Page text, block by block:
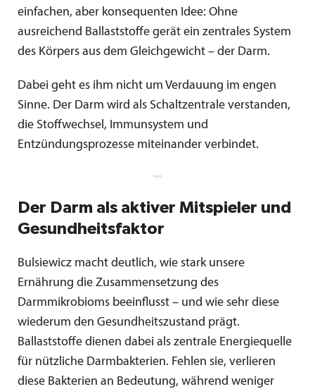
einfachen, aber konsequenten Idee: Ohne
ausreichend Ballaststoffe gerät ein zentrales System
des Körpers aus dem Gleichgewicht – der Darm.
Dabei geht es ihm nicht um Verdauung im engen
Sinne. Der Darm wird als Schaltzentrale verstanden,
die Stoffwechsel, Immunsystem und
Entzündungsprozesse miteinander verbindet.
Der Darm als aktiver Mitspieler und
Gesundheitsfaktor
Bulsiewicz macht deutlich, wie stark unsere
Ernährung die Zusammensetzung des
Darmmikrobioms beeinflusst – und wie sehr diese
wiederum den Gesundheitszustand prägt.
Ballaststoffe dienen dabei als zentrale Energiequelle
für nützliche Darmbakterien. Fehlen sie, verlieren
diese Bakterien an Bedeutung, während weniger